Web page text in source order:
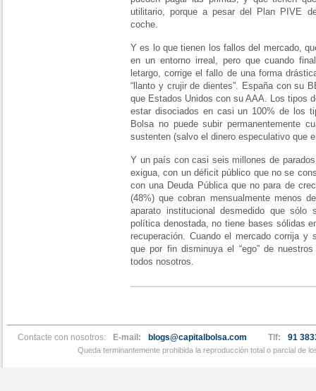
utilitario, porque a pesar del Plan PIVE
coche.
Y es lo que tienen los fallos del mercado,
en un entorno irreal, pero que cuando
letargo, corrige el fallo de una forma
“llanto y crujir de dientes”. España con su
que Estados Unidos con su AAA. Los tipos
estar disociados en casi un 100% de los
Bolsa no puede subir permanentemente
sustenten (salvo el dinero especulativo que
Y un país con casi seis millones de
exigua, con un déficit público que no se
con una Deuda Pública que no para de
(48%) que cobran mensualmente menos
aparato institucional desmedido que
política denostada, no tiene bases sólidas
recuperación. Cuando el mercado corrija
que por fin disminuya el “ego” de
todos nosotros.
Contacte con nosotros: E-mail: blogs@capitalbolsa.com Tlf: 91
Queda terminantemente prohibida la reproducción total o parcial de